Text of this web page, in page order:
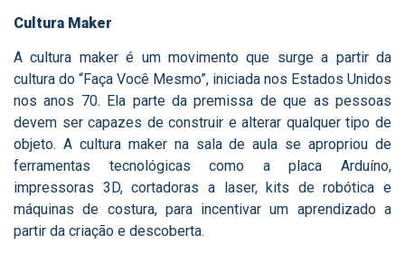
Cultura Maker
A cultura maker é um movimento que surge a partir da
cultura do “Faça Você Mesmo”, iniciada nos Estados Unidos
nos anos 70. Ela parte da premissa de que as pessoas
devem ser capazes de construir e alterar qualquer tipo de
objeto. A cultura maker na sala de aula se apropriou de
ferramentas tecnológicas como a placa Arduíno,
impressoras 3D, cortadoras a laser, kits de robótica e
máquinas de costura, para incentivar um aprendizado a
partir da criação e descoberta.